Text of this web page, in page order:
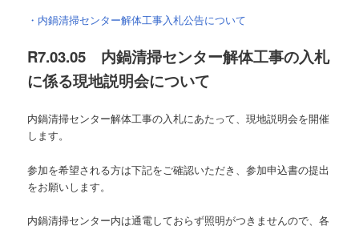
・内鍋清掃センター解体工事入札公告について
R7.03.05 内鍋清掃センター解体工事の入札
に係る現地説明会について
内鍋清掃センター解体工事の入札にあたって、現地説明会を開催
します。
参加を希望される方は下記をご確認いただき、参加申込書の提出
をお願いします。
内鍋清掃センター内は通電しておらず照明がつきませんので、各